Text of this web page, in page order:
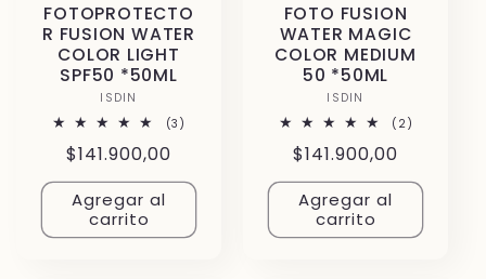
FOTOPROTECTO
R FUSION WATER
COLOR LIGHT
SPF50 *50ML
Proveedor:
ISDIN
(3)
Precio
habitual
$141.900,00
Agregar al
carrito
FOTO FUSION
WATER MAGIC
COLOR MEDIUM
50 *50ML
Proveedor:
ISDIN
(2)
Precio
habitual
$141.900,00
Agregar al
carrito